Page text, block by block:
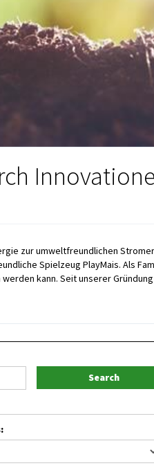
zur umweltfreundlichen
Spielzeug PlayMais. Als
kann. Seit unserer
Search
: